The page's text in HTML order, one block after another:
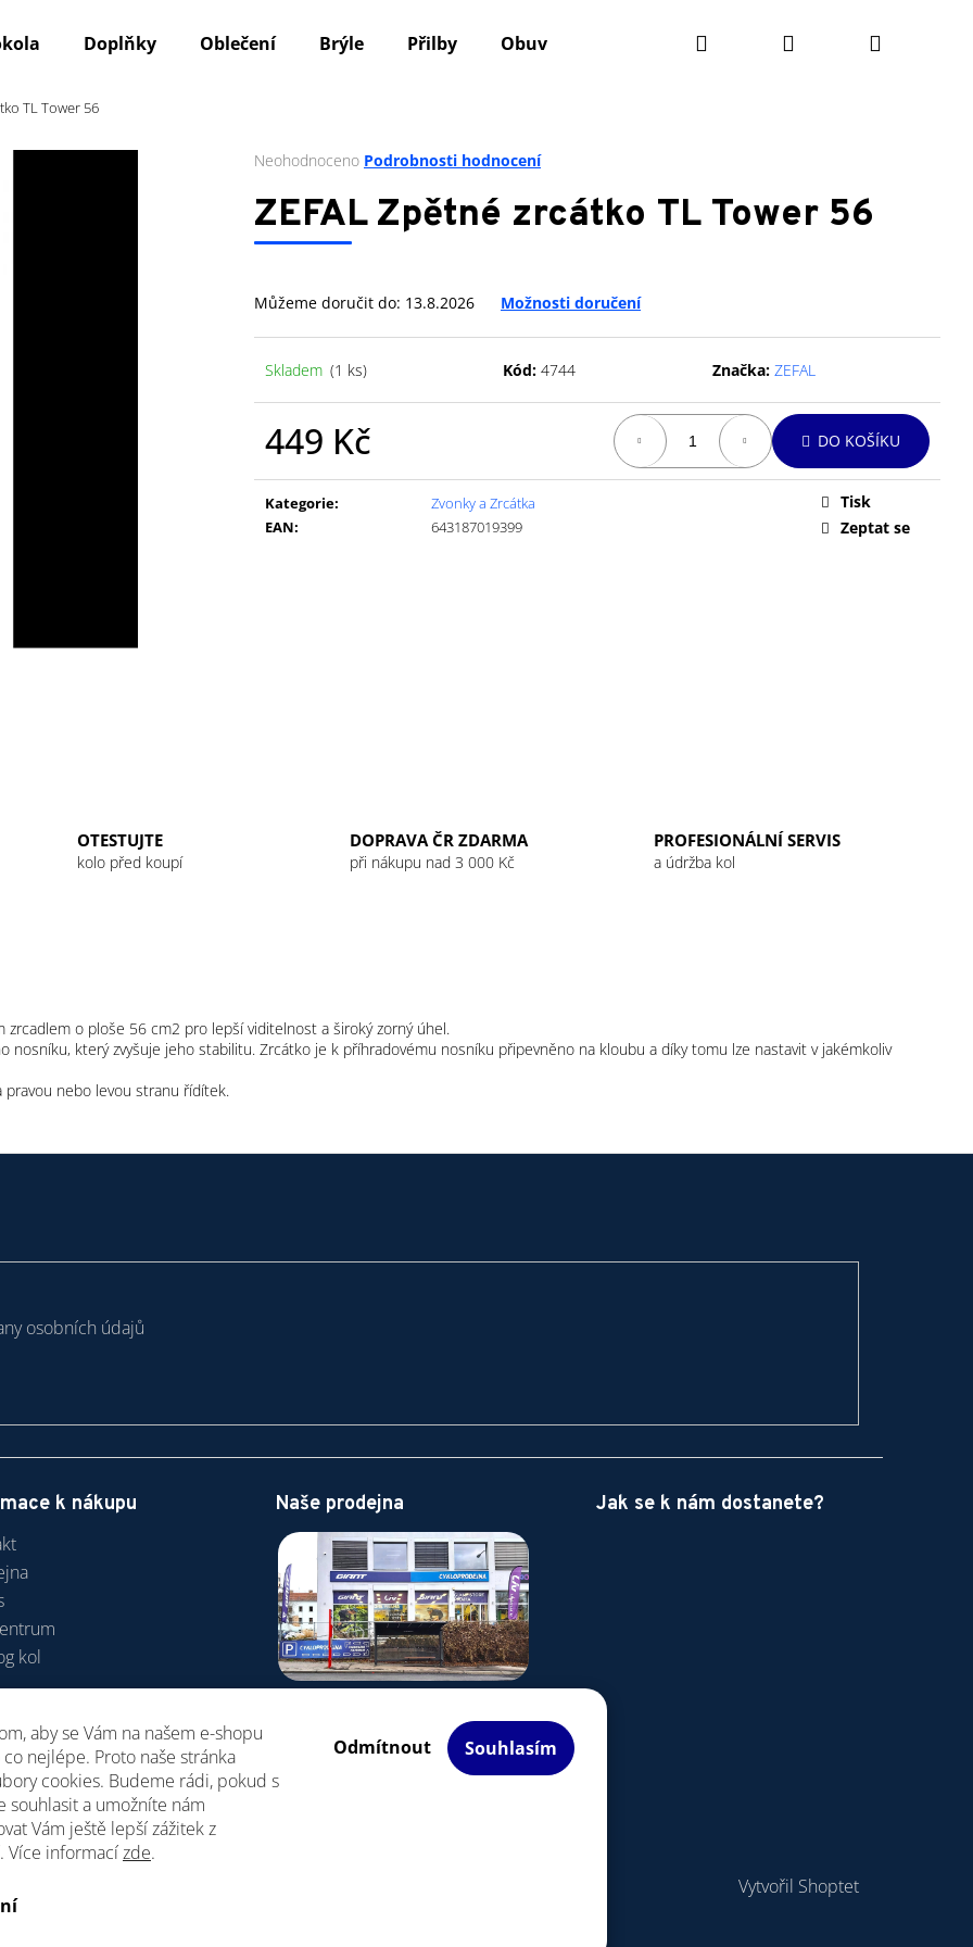
aby se Vám na našem e-shopu
nejlépe. Proto naše stránka
cookies. Budeme rádi, pokud s
souhlasit a umožníte nám
Vám ještě lepší zážitek z
Více informacízde.
Odmítnout Souhlasím
Doplňky Oblečení Brýle Přilby Obuv Výživa Údržba kola
Hledat PřihlášeníNákupní
TL Tower 56
Průměrné
produktu
je
0,0
hvězdiček.
Neohodnoceno Podrobnosti hodnocení
ZEFAL Zpětné zrcátko TL Tower 56
Můžeme doručit do: 13.8.2026 Možnosti doručení
Skladem (1 ks) Kód: 4744 Značka: ZEFAL
449 Kč DO KOŠÍKU
Kategorie:
Zvonky a Zrcátka
EAN: 643187019399
Tisk
Zeptat se
OTESTUJTE
kolo před koupí
DOPRAVA ČR ZDARMA
při nákupu nad 3 000 Kč
PROFESIONÁLNÍ SERVIS
a údržba kol
o ploše 56 cm2 pro lepší viditelnost a široký zorný úhel.
který zvyšuje jeho stabilitu. Zrcátko je k příhradovému nosníku připevněno na kloubu a díky tomu lze nastavit v jakémkoliv
nebo levou stranu řídítek.
Co potřebujete najít?
HLEDAT
Následující
GU ENERGY GEL 32G RASPBERRY
LEMONADE
osobních údajů
k nákupu
kol
podmínky
Naše prodejna Jak se k nám dostanete?
Vytvořil Shoptet